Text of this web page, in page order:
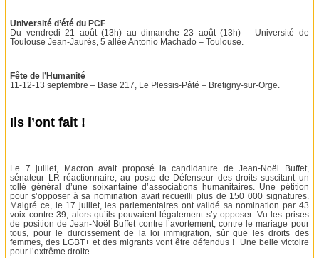
Université d’été du PCF
Du vendredi 21 août (13h) au dimanche 23 août (13h) – Université de
Toulouse Jean-Jaurès, 5 allée Antonio Machado – Toulouse.
Fête de l’Humanité
11-12-13 septembre – Base 217, Le Plessis-Pâté – Bretigny-sur-Orge.
Ils l’ont fait !
Le 7 juillet, Macron avait proposé la candidature de Jean-Noël Buffet,
sénateur LR réactionnaire, au poste de Défenseur des droits suscitant un
tollé général d’une soixantaine d’associations humanitaires. Une pétition
pour s’opposer à sa nomination avait recueilli plus de 150 000 signatures.
Malgré ce, le 17 juillet, les parlementaires ont validé sa nomination par 43
voix contre 39, alors qu’ils pouvaient légalement s’y opposer. Vu les prises
de position de Jean-Noël Buffet contre l’avortement, contre le mariage pour
tous, pour le durcissement de la loi immigration, sûr que les droits des
femmes, des LGBT+ et des migrants vont être défendus ! Une belle victoire
pour l’extrême droite.